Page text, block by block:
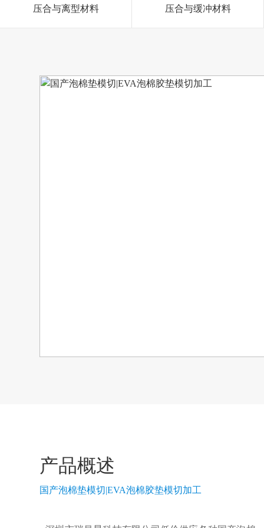
压合与离型材料 压合与缓冲材料
产品概述
国产泡棉垫模切|EVA泡棉胶垫模切加工